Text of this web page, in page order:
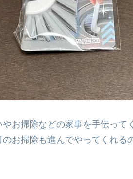
お掃除などの家事を手伝って
お掃除も進んでやってくれる